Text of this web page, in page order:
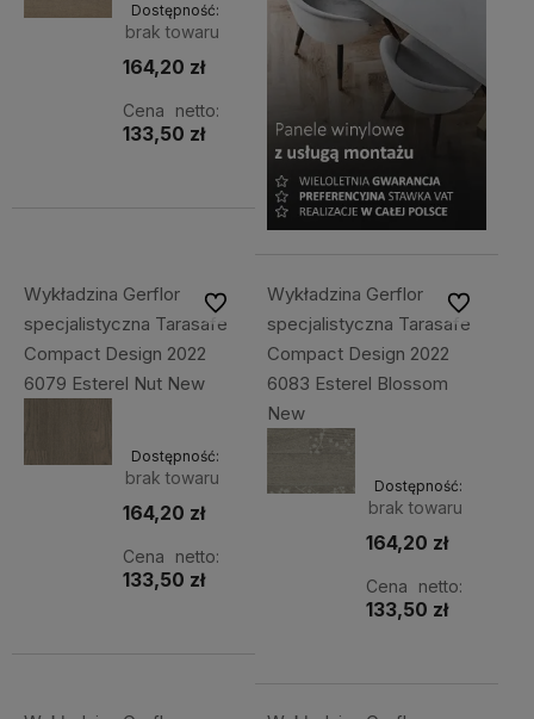
Dostępność:
brak towaru
164,20 zł
Cena netto:
133,50 zł
Wykładzina Gerflor
specjalistyczna Tarasafe
Compact Design 2022
6079 Esterel Nut New
Dostępność:
brak towaru
164,20 zł
Cena netto:
133,50 zł
Do ulubionychWykładzina Gerflor
specjalistyczna Tarasafe
Compact Design 2022
6083 Esterel Blossom
New
Dostępność:
brak towaru
164,20 zł
Cena netto:
133,50 zł
Do